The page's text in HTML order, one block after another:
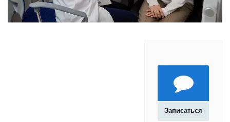
Записаться